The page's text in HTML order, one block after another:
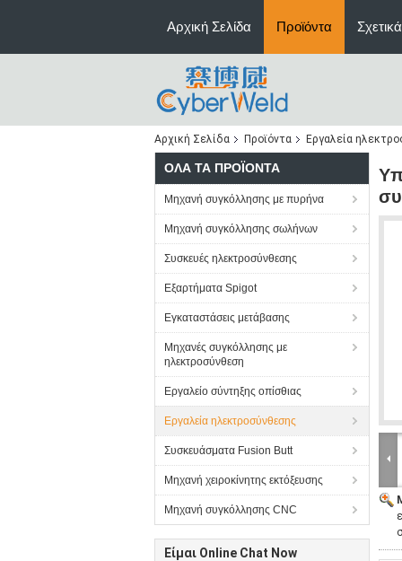
Αρχική Σελίδα Προϊόντα
Αρχική Σελίδα Προϊόντα Εργαλεία
ΌΛΑ ΤΑ ΠΡΟΪΌΝΤΑ
Μηχανή συγκόλλησης με πυρήνα
Μηχανή συγκόλλησης σωλήνων
Συσκευές ηλεκτροσύνθεσης
Εξαρτήματα Spigot
Εγκαταστάσεις μετάβασης
Μηχανές συγκόλλησης με
ηλεκτροσύνθεση
Εργαλείο σύντηξης οπίσθιας
Εργαλεία ηλεκτροσύνθεσης
Συσκευάσματα Fusion Butt
Μηχανή χειροκίνητης εκτόξευσης
Μηχανή συγκόλλησης CNC
Είμαι Online Chat Now